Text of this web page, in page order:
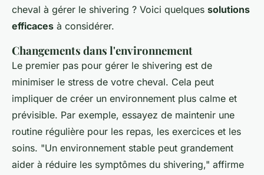
cheval à gérer le shivering ? Voici quelques solutions
efficaces à considérer.
Changements dans l'environnement
Le premier pas pour gérer le shivering est de
minimiser le stress de votre cheval. Cela peut
impliquer de créer un environnement plus calme et
prévisible. Par exemple, essayez de maintenir une
routine régulière pour les repas, les exercices et les
soins. "Un environnement stable peut grandement
aider à réduire les symptômes du shivering," affirme